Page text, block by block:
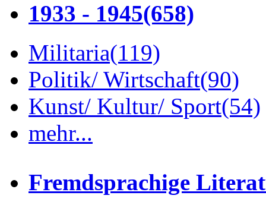
1933 - 1945(658)
Militaria(119)
Politik/ Wirtschaft(90)
Kunst/ Kultur/ Sport(54)
mehr...
Fremdsprachige